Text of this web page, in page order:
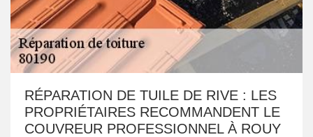
RÉPARATION DE TUILE DE RIVE : LES
PROPRIÉTAIRES RECOMMANDENT LE
COUVREUR PROFESSIONNEL À ROUY